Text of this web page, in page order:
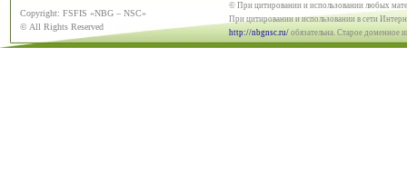
Copyright: FSFIS «NBG – NSC»
© All Rights Reserved
© При цитировании и использовании любых
При цитировании и использовании в сети
http://nbgnsc.ru/ обязательна. Старое доменное